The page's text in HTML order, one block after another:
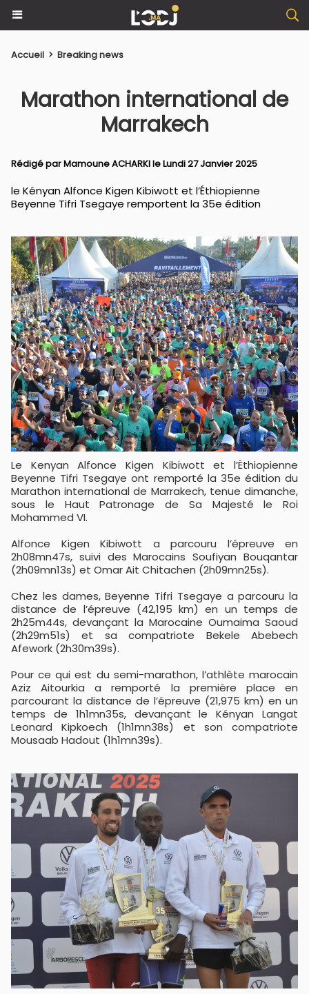
Accueil > Breaking news
Marathon international de
Marrakech
Rédigé parMamoune ACHARKIle Lundi 27 Janvier 2025
le Kényan Alfonce Kigen Kibiwott et l’Éthiopienne
Beyenne Tifri Tsegaye remportent la 35e édition
Le Kenyan Alfonce Kigen Kibiwott et l’Éthiopienne
Beyenne Tifri Tsegaye ont remporté la 35e édition du
Marathon international de Marrakech, tenue dimanche,
sous le Haut Patronage de Sa Majesté le Roi
Mohammed VI.
Alfonce Kigen Kibiwott a parcouru l’épreuve en
2h08mn47s, suivi des Marocains Soufiyan Bouqantar
(2h09mn13s) et Omar Ait Chitachen (2h09mn25s).
Chez les dames, Beyenne Tifri Tsegaye a parcouru la
distance de l’épreuve (42,195 km) en un temps de
2h25m44s, devançant la Marocaine Oumaima Saoud
(2h29m51s) et sa compatriote Bekele Abebech
Afework (2h30m39s).
Pour ce qui est du semi-marathon, l’athlète marocain
Aziz Aitourkia a remporté la première place en
parcourant la distance de l’épreuve (21,975 km) en un
temps de 1h1mn35s, devançant le Kényan Langat
Leonard Kipkoech (1h1mn38s) et son compatriote
Mousaab Hadout (1h1mn39s).